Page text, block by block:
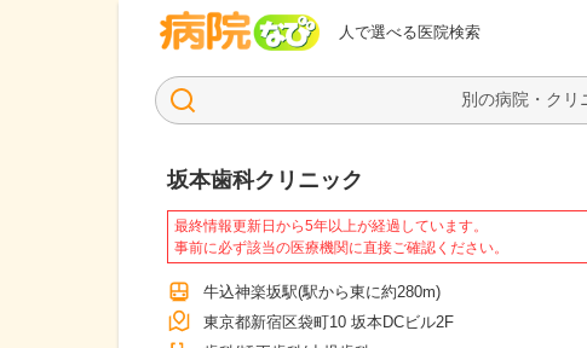
人で選べる医院検索
病院なび
坂本歯科クリニック
最終情報更新日から5年以上が経過しています。
事前に必ず該当の医療機関に直接ご確認ください。
牛込神楽坂駅(駅から東に約280m)
東京都新宿区袋町10 坂本DCビル2F